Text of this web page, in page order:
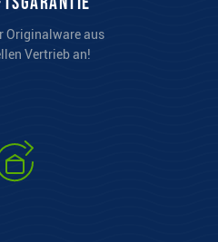
Originalware aus
Vertrieb an!